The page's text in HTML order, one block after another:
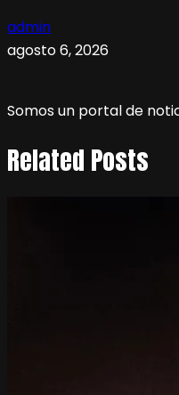
admin
agosto 6, 2026
Somos un portal de
Related Posts